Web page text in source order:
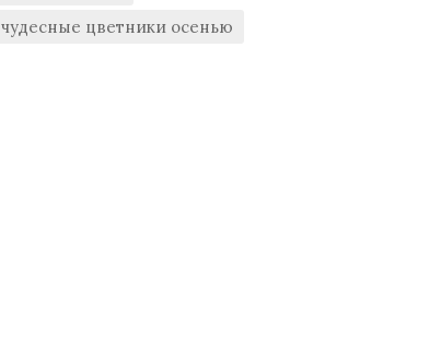
чудесные цветники осенью